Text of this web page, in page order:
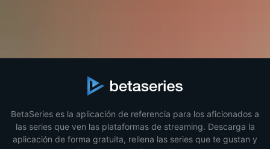
BetaSeries es la aplicación de referencia para los aficionados a
las series que ven las plataformas de streaming. Descarga la
aplicación de forma gratuita, rellena las series que te gustan y